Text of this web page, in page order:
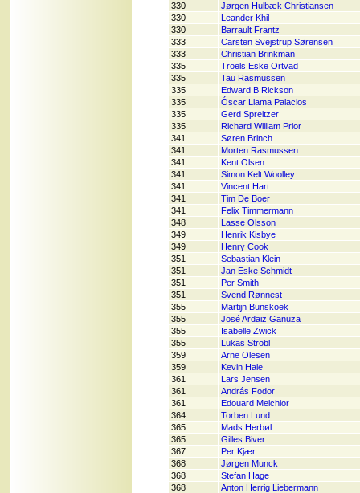
330
Jørgen Hulbæk Christiansen
330
Leander Khil
330
Barrault Frantz
333
Carsten Svejstrup Sørensen
333
Christian Brinkman
335
Troels Eske Ortvad
335
Tau Rasmussen
335
Edward B Rickson
335
Óscar Llama Palacios
335
Gerd Spreitzer
335
Richard William Prior
341
Søren Brinch
341
Morten Rasmussen
341
Kent Olsen
341
Simon Kelt Woolley
341
Vincent Hart
341
Tim De Boer
341
Felix Timmermann
348
Lasse Olsson
349
Henrik Kisbye
349
Henry Cook
351
Sebastian Klein
351
Jan Eske Schmidt
351
Per Smith
351
Svend Rønnest
355
Martijn Bunskoek
355
José Ardaiz Ganuza
355
Isabelle Zwick
355
Lukas Strobl
359
Arne Olesen
359
Kevin Hale
361
Lars Jensen
361
András Fodor
361
Edouard Melchior
364
Torben Lund
365
Mads Herbøl
365
Gilles Biver
367
Per Kjær
368
Jørgen Munck
368
Stefan Hage
368
Anton Herrig Liebermann